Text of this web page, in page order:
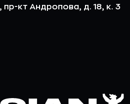
пр-кт Андропова, д. 18, к. 3